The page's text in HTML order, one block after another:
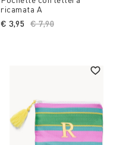
ricamata A
Price reduced from
€ 7,90
€ 3,95